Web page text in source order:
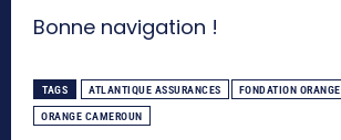
Bonne navigation !
TAGS ATLANTIQUE ASSURANCES FONDATION ORANGE
ORANGE CAMEROUN